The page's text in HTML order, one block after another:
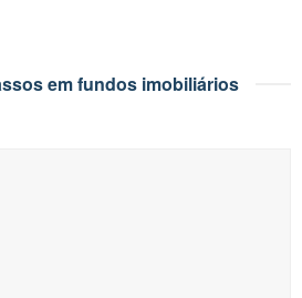
em fundos imobiliários